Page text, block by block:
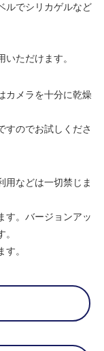
ルでシリカゲルなど
ただけます。
カメラを十分に乾燥
すのでお試しくださ
用などは一切禁じま
す。バージョンアッ
。